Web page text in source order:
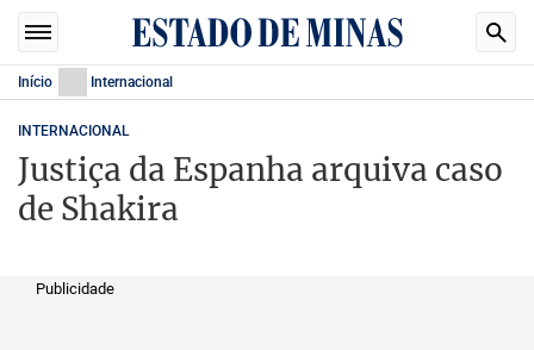
Início Internacional
INTERNACIONAL
Justiça da Espanha arquiva caso
de Shakira
Publicidade